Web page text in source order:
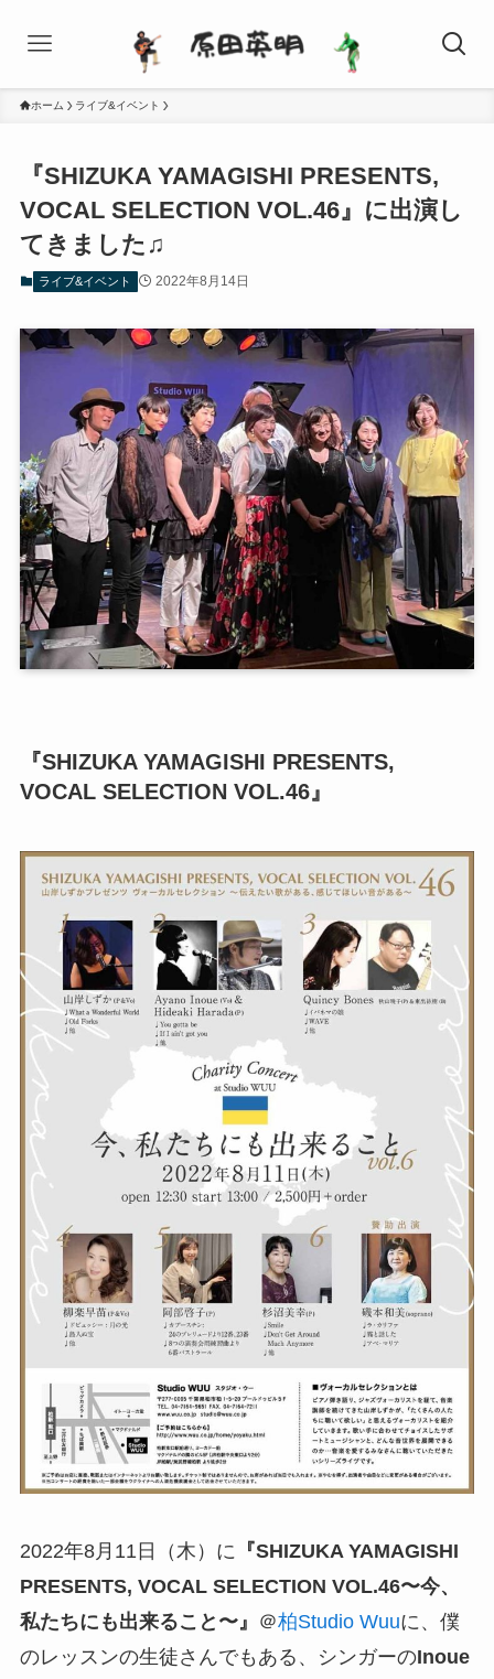
ホーム ライブ&イベント
『SHIZUKA YAMAGISHI PRESENTS,
VOCAL SELECTION VOL.46』に出演し
てきました♫
ライブ&イベント 2022年8月14日
『SHIZUKA YAMAGISHI PRESENTS,
VOCAL SELECTION VOL.46』
2022年8月11日（木）に 『SHIZUKA YAMAGISHI
PRESENTS, VOCAL SELECTION VOL.46〜今、
私たちにも出来ること〜』 ＠柏Studio Wuuに、僕
のレッスンの生徒さんでもある、シンガーのInoue